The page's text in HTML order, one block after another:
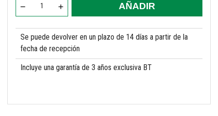
AÑADIR
Se puede devolver en un plazo de 14 días a partir de la
fecha de recepción
Incluye una garantía de 3 años exclusiva BT